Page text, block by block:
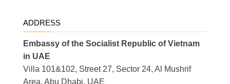
ADDRESS
Embassy of the Socialist Republic of Vietnam
in UAE
Villa 101&102, Street 27, Sector 24, Al Mushrif
Area, Abu Dhabi, UAE